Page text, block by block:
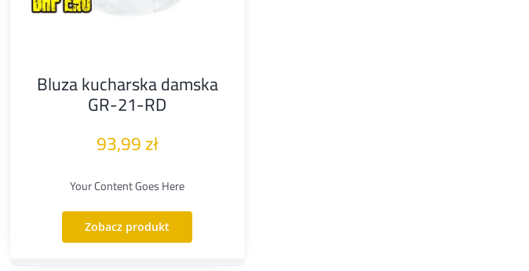
Bluza kucharska damska
GR-21-RD
93,99zł
Your Content Goes Here
Zobacz produkt